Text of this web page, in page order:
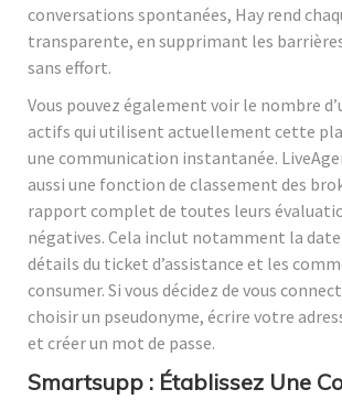
conversations spontanées, Hay rend
transparente, en supprimant les
sans effort.
Vous pouvez également voir le nombre
actifs qui utilisent actuellement cette
une communication instantanée.
aussi une fonction de classement des
rapport complet de toutes leurs
négatives. Cela inclut notamment la date
détails du ticket d’assistance et les
consumer. Si vous décidez de vous
choisir un pseudonyme, écrire votre
et créer un mot de passe.
Smartsupp : Établissez Une